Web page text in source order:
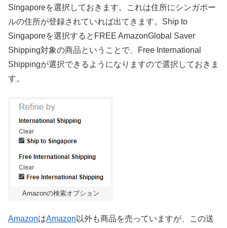
Singaporeを選択しておきます。これは住所にシンガポー
ルの住所が登録されていれば出てきます。Ship to
Singaporeを選択するとFREE AmazonGlobal Saver
Shipping対象の商品ということで、Free International
Shippingが選択できるようになりますので選択しておきま
す。
Amazonの検索オプション
AmazonはAmazon 以外も商品を売っていますが、この送